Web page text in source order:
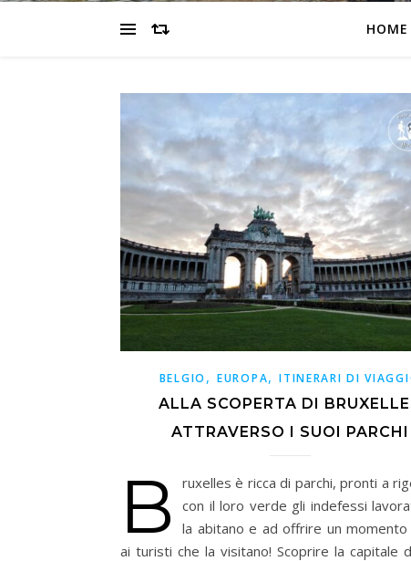
HOME
BELGIO , EUROPA,ITINERARI DI
ALLA SCOPERTA DI
ATTRAVERSO I SUOI PARCHI
B
ruxelles è ricca di parchi, pronti a
con il loro verde gli indefessi
la abitano e ad offrire un momento
ai turisti che la visitano! Scoprire la capitale